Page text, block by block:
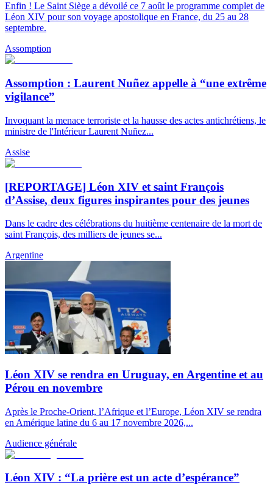
Enfin ! Le Saint Siège a dévoilé ce 7 août le programme complet de
Léon XIV pour son voyage apostolique en France, du 25 au 28
septembre.
Assomption
Assomption : Laurent Nuñez appelle à “une extrême
vigilance”
Invoquant la menace terroriste et la hausse des actes antichrétiens, le
ministre de l'Intérieur Laurent Nuñez...
Assise
[REPORTAGE] Léon XIV et saint François
d’Assise, deux figures inspirantes pour des jeunes
Dans le cadre des célébrations du huitième centenaire de la mort de
saint François, des milliers de jeunes se...
Argentine
Léon XIV se rendra en Uruguay, en Argentine et au
Pérou en novembre
Après le Proche-Orient, l’Afrique et l’Europe, Léon XIV se rendra
en Amérique latine du 6 au 17 novembre 2026,...
Audience générale
Léon XIV : “La prière est un acte d’espérance”